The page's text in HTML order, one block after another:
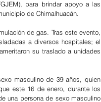
para brindar apoyo a las
de Chimalhuacán.
de gas. Tras este evento,
a diversos hospitales; el
su traslado a unidades
masculino de 39 años, quien
este 16 de enero, durante los
una persona de sexo masculino